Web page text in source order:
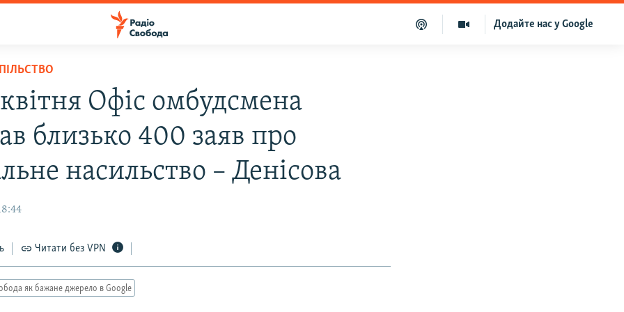
Додайте нас у Google
квітня Офіс омбудсмена
близько 400 заяв про
насильство – Денісова
Читати без VPN
як бажане джерело в Google